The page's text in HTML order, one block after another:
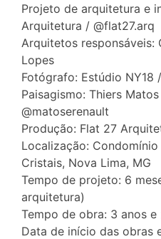
Projeto de arquitetura e
Arquitetura / @flat27.arq
Arquitetos responsáveis:
Lopes
Fotógrafo: Estúdio NY18
Paisagismo: Thiers
@matoserenault
Produção: Flat 27
Localização:
Cristais, Nova Lima, MG
Tempo de projeto: 6
arquitetura)
Tempo de obra: 3 anos e
Data de início das obras